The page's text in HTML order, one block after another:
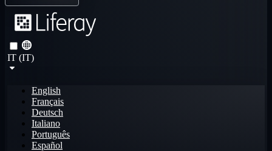
IT (IT)
English
Français
Deutsch
Italiano
Português
Español